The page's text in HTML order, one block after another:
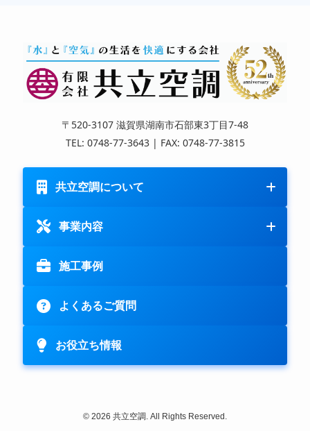
〒520-3107 滋賀県湖南市石部東3丁目7-48
TEL: 0748-77-3643 | FAX: 0748-77-3815
共立空調について
事業内容
施工事例
よくあるご質問
お役立ち情報
© 2026 共立空調. All Rights Reserved.